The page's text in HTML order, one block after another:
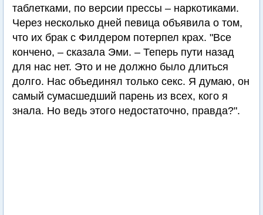
таблетками, по версии прессы – наркотиками.
Через несколько дней певица объявила о том,
что их брак с Филдером потерпел крах. "Все
кончено, – сказала Эми. – Теперь пути назад
для нас нет. Это и не должно было длиться
долго. Нас объединял только секс. Я думаю, он
самый сумасшедший парень из всех, кого я
знала. Но ведь этого недостаточно, правда?".